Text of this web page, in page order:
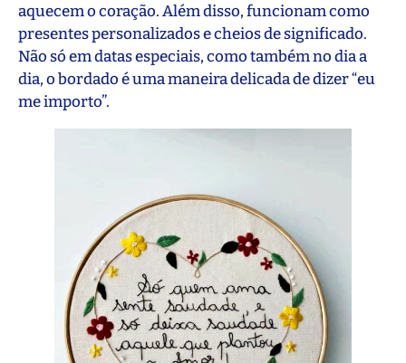
aquecem o coração. Além disso, funcionam como
presentes personalizados e cheios de significado.
Não só em datas especiais, como também no dia a
dia, o bordado é uma maneira delicada de dizer “eu
me importo”.